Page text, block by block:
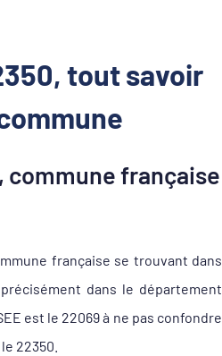
tout savoir
commune française
française se trouvant dans
dans le département
est le 22069 à ne pas confondre
22350.